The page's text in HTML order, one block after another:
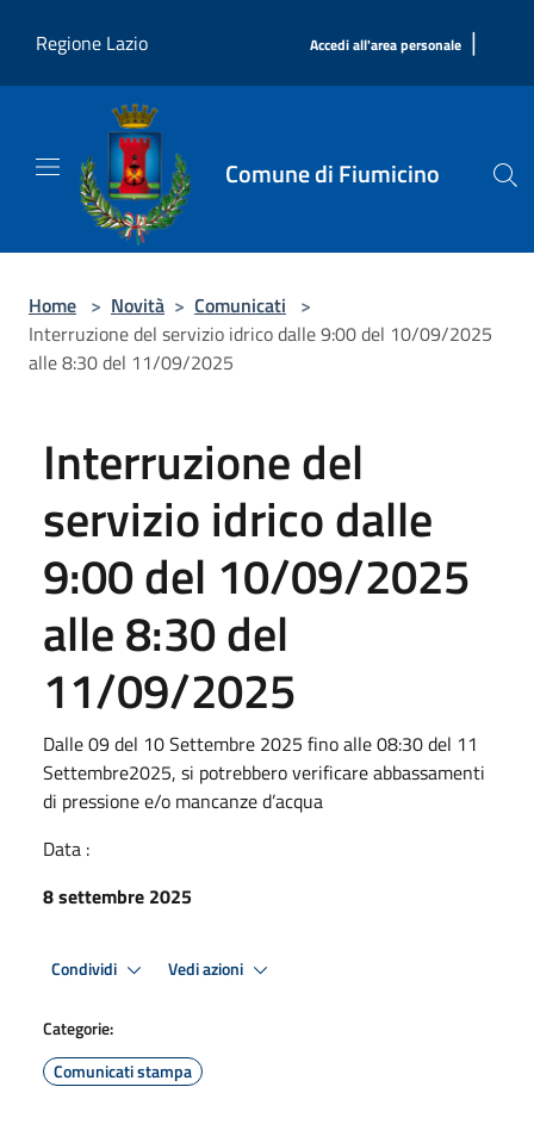
Regione Lazio
Accedi all'area personale |
Comune di Fiumicino
Home > Novità > Comunicati >
Interruzione del servizio idrico dalle 9:00 del 10/09/2025
alle 8:30 del 11/09/2025
Interruzione del
servizio idrico dalle
9:00 del 10/09/2025
alle 8:30 del
11/09/2025
Dalle 09 del 10 Settembre 2025 fino alle 08:30 del 11
Settembre2025, si potrebbero verificare abbassamenti
di pressione e/o mancanze d’acqua
Data :
8 settembre 2025
Condividi Vedi azioni
Categorie:
Comunicati stampa